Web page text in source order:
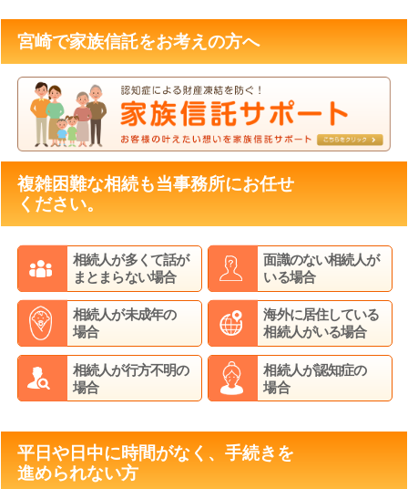
宮崎で家族信託をお考えの方へ
複雑困難な相続も当事務所にお任せ
ください。
相続人が多くて話が
まとまらない場合
面識のない相続人が
いる場合
相続人が未成年の
場合
海外に居住している
相続人がいる場合
相続人が行方不明の
場合
相続人が認知症の
場合
平日や日中に時間がなく、手続きを
進められない方